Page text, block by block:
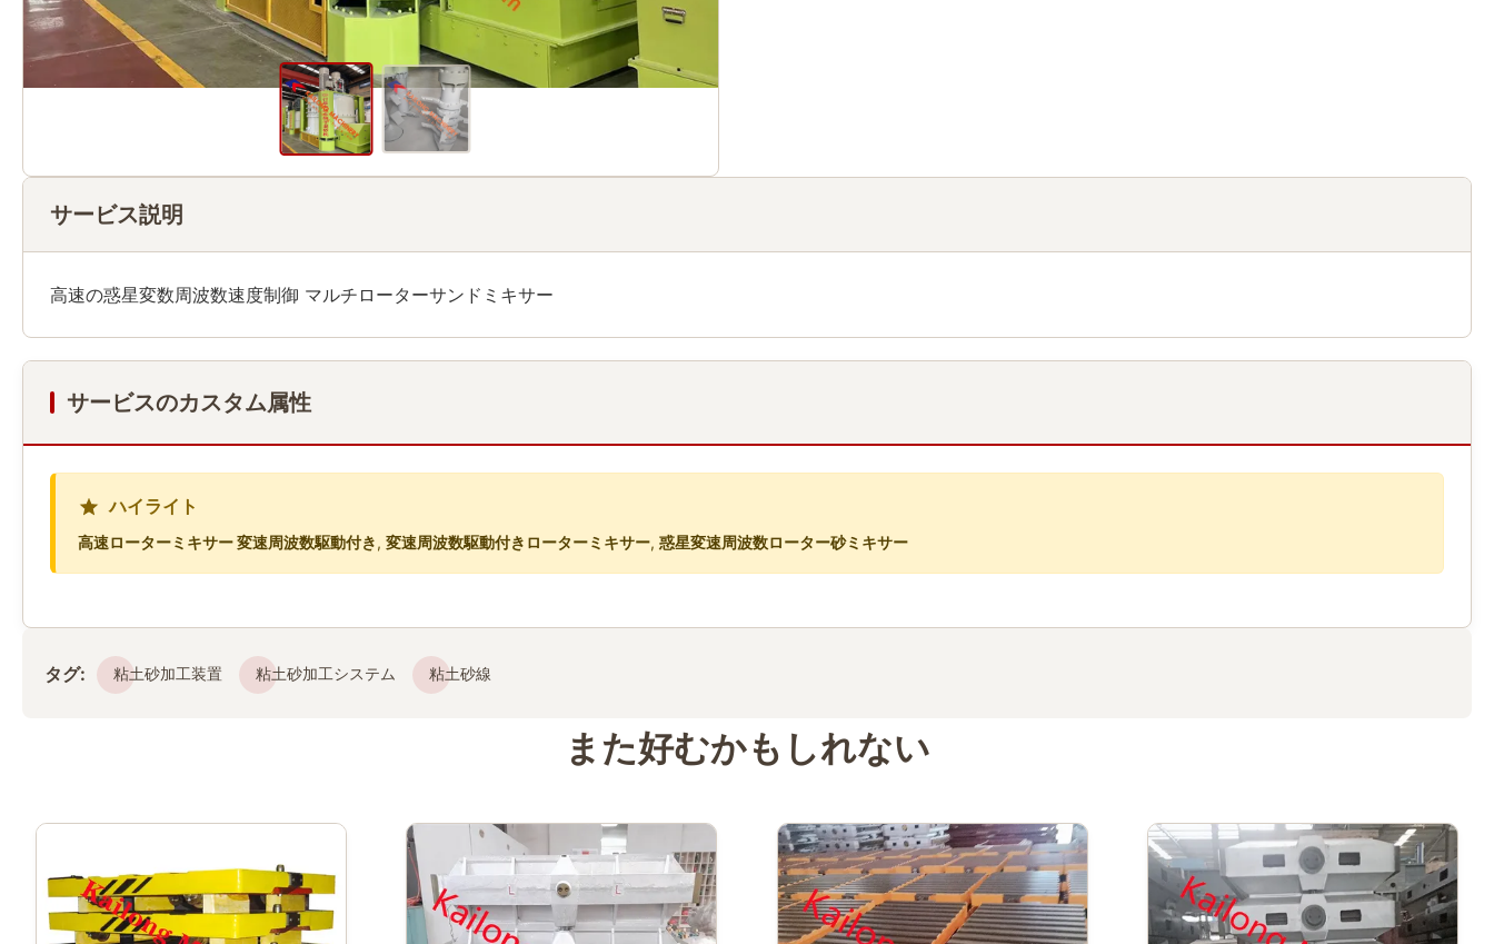
サービス説明
高速の惑星変数周波数速度制御 マルチローターサンドミキサー
サービスのカスタム属性
ハイライト
高速ローターミキサー 変速周波数駆動付き, 変速周波数駆動付きローターミキサー, 惑星変速周波数ローター砂ミキサー
タグ: 粘土砂加工装置 粘土砂加工システム 粘土砂線
また好むかもしれない